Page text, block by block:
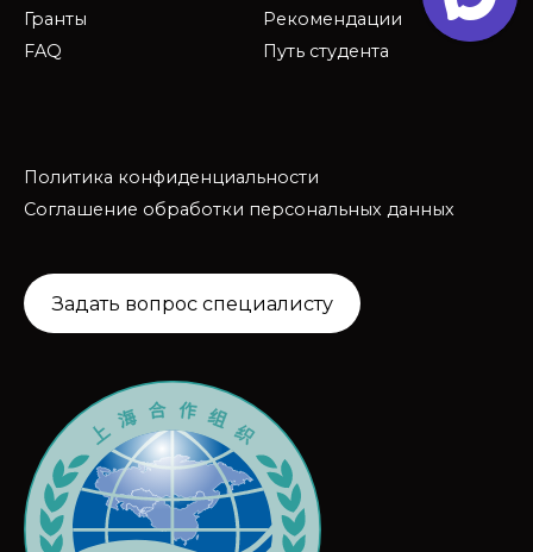
Гранты
FAQ
Рекомендации
Путь студента
Политика конфиденциальности
Соглашение обработки персональных данных
Задать вопрос специалисту